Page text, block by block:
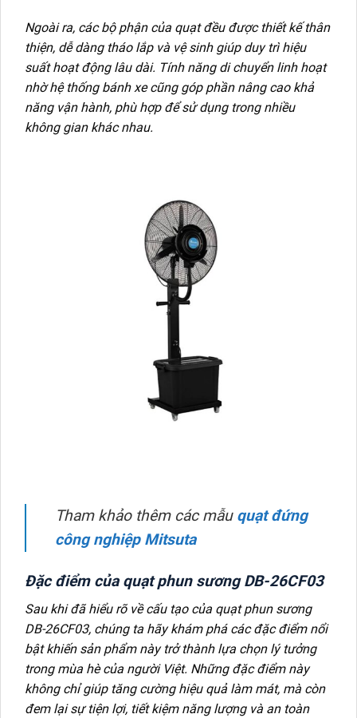
Ngoài ra, các bộ phận của quạt đều được thiết kế thân
thiện, dễ dàng tháo lắp và vệ sinh giúp duy trì hiệu
suất hoạt động lâu dài. Tính năng di chuyển linh hoạt
nhờ hệ thống bánh xe cũng góp phần nâng cao khả
năng vận hành, phù hợp để sử dụng trong nhiều
không gian khác nhau.
Tham khảo thêm các mẫu quạt đứng
công nghiệp Mitsuta
Đặc điểm của quạt phun sương DB-26CF03
Sau khi đã hiểu rõ về cấu tạo của quạt phun sương
DB-26CF03, chúng ta hãy khám phá các đặc điểm nổi
bật khiến sản phẩm này trở thành lựa chọn lý tưởng
trong mùa hè của người Việt. Những đặc điểm này
không chỉ giúp tăng cường hiệu quả làm mát, mà còn
đem lại sự tiện lợi, tiết kiệm năng lượng và an toàn